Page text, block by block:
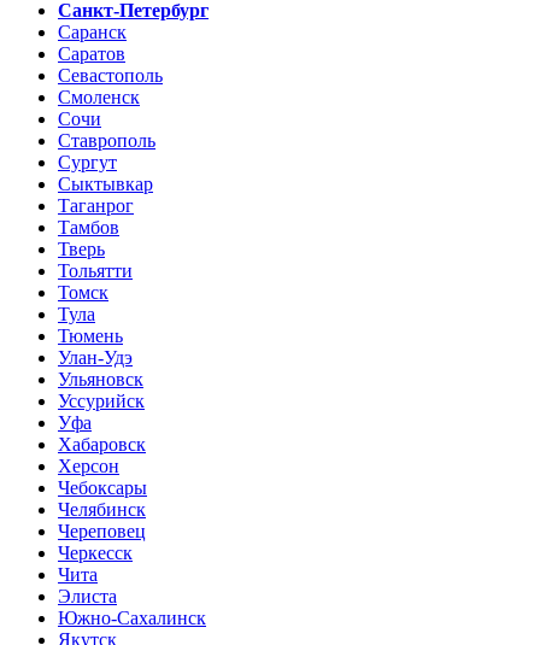
Санкт-Петербург
Саранск
Саратов
Севастополь
Смоленск
Сочи
Ставрополь
Сургут
Сыктывкар
Таганрог
Тамбов
Тверь
Тольятти
Томск
Тула
Тюмень
Улан-Удэ
Ульяновск
Уссурийск
Уфа
Хабаровск
Херсон
Чебоксары
Челябинск
Череповец
Черкесск
Чита
Элиста
Южно-Сахалинск
Якутск